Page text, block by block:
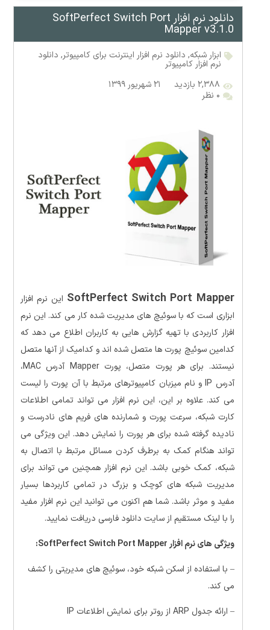
دانلود نرم افزار SoftPerfect Switch Port
Mapper v3.1.0
ابزار شبکه, دانلود نرم افزار اینترنت برای کامپیوتر, دانلود
نرم افزار کامپیوتر
۲,۳۸۸ بازدید
۲۱ شهریور ۱۳۹۹
۰ نظر
SoftPerfect Switch Port Mapper این نرم افزار
ابزاری است که با سوئیچ های مدیریت شده کار می کند. این نرم
افزار کاربردی با تهیه گزارش هایی به کاربران اطلاع می دهد که
کدامین سوئیچ پورت ها متصل شده اند و کدامیک از آنها متصل
نیستند.
برای هر پورت متصل، پورت Mapper آدرس MAC،
آدرس IP و نام میزبان کامپیوترهای مرتبط با آن پورت را لیست
می کند. علاوه بر این، این نرم افزار می تواند تمامی اطلاعات
کارت شبکه، سرعت پورت و شمارنده های فریم های نادرست و
نادیده گرفته شده برای هر پورت را نمایش دهد. این ویژگی می
تواند هنگام کمک به برطرف کردن مسائل مرتبط با اتصال به
شبکه، کمک خوبی باشد. این نرم افزار همچنین می تواند برای
مدیریت شبکه های کوچک و بزرگ در تمامی کاربردها بسیار
مفید و موثر باشد. شما هم اکنون می توانید این نرم افزار مفید
را با لینک مستقیم از سایت دانلود فارسی دریافت نمایید.
ویژگی های نرم افزار SoftPerfect Switch Port Mapper
:
– با استفاده از اسکن شبکه خود، سوئیچ های مدیریتی را کشف
می کند.
– ارائه جدول ARP از روتر برای نمایش اطلاعات IP